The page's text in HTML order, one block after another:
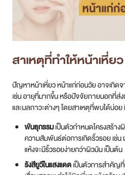
สาเหตุที่ทำให้หน้าเหี่
ปัญหาหน้าเหี่ยว หน้าแก่ก่อนวัย อาจเกิด
เช่น อายุที่มากขึ้น หรือปัจจัยภายนอกที่ส่
และมลภาวะต่างๆ โดยสาเหตุที่พบได้บ่อ
พันธุกรรมเป็นตัวกำหนดโครงสร้าง
ความสัมพันธ์ต่อการเกิดริ้วรอย เช่น
แห้งจะมีริ้วรอยง่ายกว่าผิวมัน เป็นต้น
รังสียูวีในแสงแดดเป็นตัวการสำคัญ